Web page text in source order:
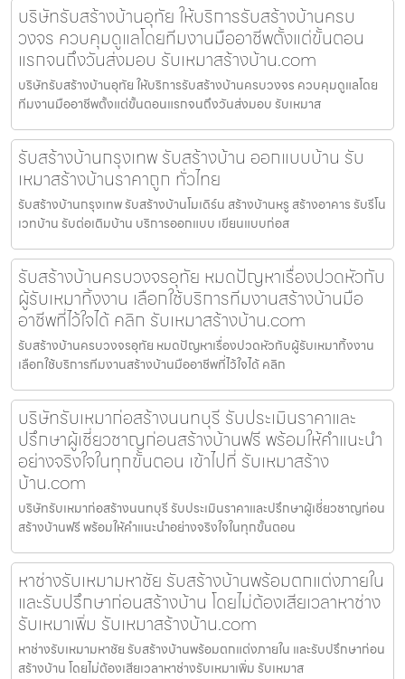
บริษัทรับสร้างบ้านอุทัย ให้บริการรับสร้างบ้านครบ
วงจร ควบคุมดูแลโดยทีมงานมืออาชีพตั้งแต่ขั้นตอน
แรกจนถึงวันส่งมอบ รับเหมาสร้างบ้าน.com
บริษัทรับสร้างบ้านอุทัย ให้บริการรับสร้างบ้านครบวงจร ควบคุมดูแลโดย
ทีมงานมืออาชีพตั้งแต่ขั้นตอนแรกจนถึงวันส่งมอบ รับเหมาส
รับสร้างบ้านกรุงเทพ รับสร้างบ้าน ออกแบบบ้าน รับ
เหมาสร้างบ้านราคาถูก ทั่วไทย
รับสร้างบ้านกรุงเทพ รับสร้างบ้านโมเดิร์น สร้างบ้านหรู สร้างอาคาร รับรีโน
เวทบ้าน รับต่อเติมบ้าน บริการออกแบบ เขียนแบบก่อส
รับสร้างบ้านครบวงจรอุทัย หมดปัญหาเรื่องปวดหัวกับ
ผู้รับเหมาทิ้งงาน เลือกใช้บริการทีมงานสร้างบ้านมือ
อาชีพที่ไว้ใจได้ คลิก รับเหมาสร้างบ้าน.com
รับสร้างบ้านครบวงจรอุทัย หมดปัญหาเรื่องปวดหัวกับผู้รับเหมาทิ้งงาน
เลือกใช้บริการทีมงานสร้างบ้านมืออาชีพที่ไว้ใจได้ คลิก
บริษัทรับเหมาก่อสร้างนนทบุรี รับประเมินราคาและ
ปรึกษาผู้เชี่ยวชาญก่อนสร้างบ้านฟรี พร้อมให้คำแนะนำ
อย่างจริงใจในทุกขั้นตอน เข้าไปที่ รับเหมาสร้าง
บ้าน.com
บริษัทรับเหมาก่อสร้างนนทบุรี รับประเมินราคาและปรึกษาผู้เชี่ยวชาญก่อน
สร้างบ้านฟรี พร้อมให้คำแนะนำอย่างจริงใจในทุกขั้นตอน
หาช่างรับเหมามหาชัย รับสร้างบ้านพร้อมตกแต่งภายใน
และรับปรึกษาก่อนสร้างบ้าน โดยไม่ต้องเสียเวลาหาช่าง
รับเหมาเพิ่ม รับเหมาสร้างบ้าน.com
หาช่างรับเหมามหาชัย รับสร้างบ้านพร้อมตกแต่งภายใน และรับปรึกษาก่อน
สร้างบ้าน โดยไม่ต้องเสียเวลาหาช่างรับเหมาเพิ่ม รับเหมาส